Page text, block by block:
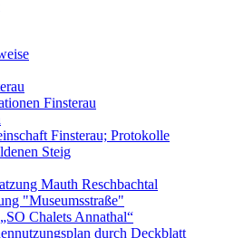
Finsterau
Finsterau; Protokolle
Steig
Mauth Reschbachtal
"Museumsstraße"
Chalets Annathal“
durch Deckblatt